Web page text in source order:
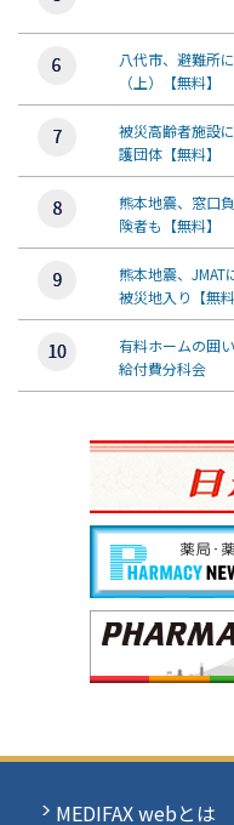
八代市、避難所
（上）【無料】
被災高齢者施設
護団体【無料】
熊本地震、窓口
険者も【無料】
熊本地震、
被災地入り【無料
有料ホームの囲
給付費分科会
MEDIFAX webとは